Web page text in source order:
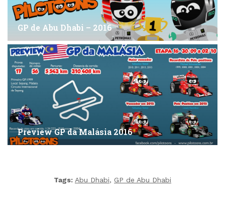
GP de Abu Dhabi – 2016
Preview GP da Malásia 2016
Tags: Abu Dhabi, GP de Abu Dhabi